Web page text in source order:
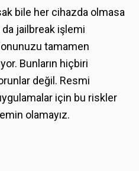
bile her cihazda olmasa
da jailbreak işlemi
tamamen
Bunların hiçbiri
değil. Resmi
için bu riskler
olamayız.